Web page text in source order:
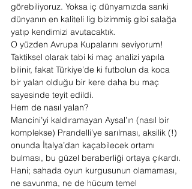
görebiliyoruz. Yoksa iç dünyamızda sanki
dünyanın en kaliteli lig bizimmiş gibi salağa
yatıp kendimizi avutacaktık.
O yüzden Avrupa Kupalarını seviyorum!
Taktiksel olarak tabi ki maç analizi yapıla
bilinir, fakat Türkiye’de ki futbolun da koca
bir yalan olduğu bir kere daha bu maç
sayesinde teyit edildi.
Hem de nasıl yalan?
Mancini’yi kaldıramayan Aysal’ın (nasıl bir
komplekse) Prandelli’ye sarılması, aksilik (!)
onunda İtalya’dan kaçabilecek ortamı
bulması, bu güzel beraberliği ortaya çıkardı.
Hani; sahada oyun kurgusunun olamaması,
ne savunma, ne de hücum temel